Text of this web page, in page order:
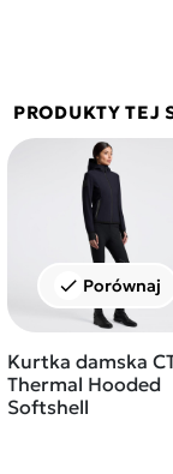
PRODUKTY TEJ
check Porównaj
Kurtka damska
Thermal Hooded
Softshell